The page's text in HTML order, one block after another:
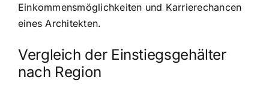
Einkommensmöglichkeiten und Karrierechancen
eines Architekten.
Vergleich der Einstiegsgehälter
nach Region